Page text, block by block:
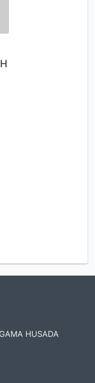
HUSADA